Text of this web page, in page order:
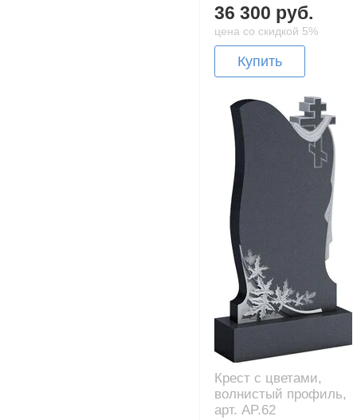
36 300 руб.
цена со скидкой 5%
Купить
Крест с цветами,
волнистый профиль,
арт. AP.62